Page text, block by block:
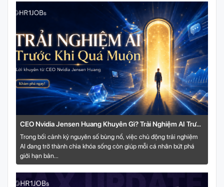
CEO Nvidia Jensen Huang Khuyên Gì? Trải Nghiệm AI Trước
Khi Quá Muộn
Trong bối cảnh kỷ nguyên số bùng nổ, việc chủ động trải nghiệm
AI đang trở thành chìa khóa sống còn giúp mỗi cá nhân bứt phá
giới hạn bản...